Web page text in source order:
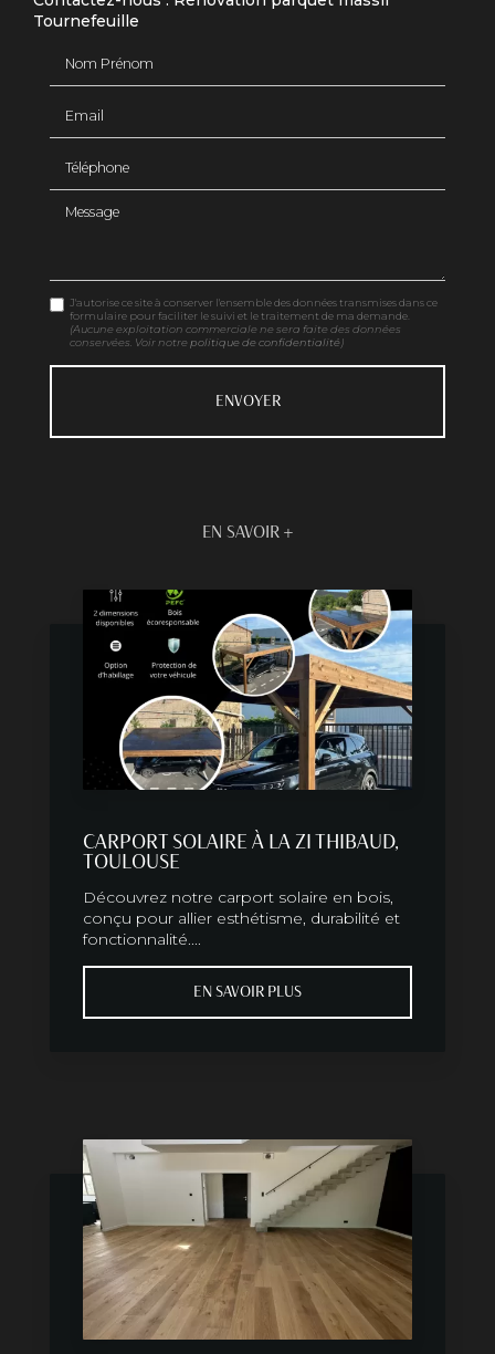
Tournefeuille
Message
J'autorise ce site à conserver l'ensemble des données transmises dans ce
formulaire pour faciliter le suivi et le traitement de ma demande.
(Aucune exploitation commerciale ne sera faite des données
conservées. Voir notre politique de confidentialité)
EN SAVOIR +
CARPORT SOLAIRE À LA ZI THIBAUD,
TOULOUSE
Découvrez notre carport solaire en bois,
conçu pour allier esthétisme, durabilité et
fonctionnalité....
EN SAVOIR PLUS